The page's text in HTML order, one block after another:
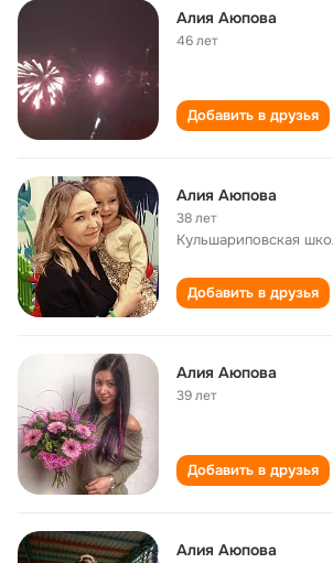
Алия Аюпова
46 лет
Добавить в друзья
Алия Аюпова
38 лет
Кульшариповская
Добавить в друзья
Алия Аюпова
39 лет
Добавить в друзья
Алия Аюпова